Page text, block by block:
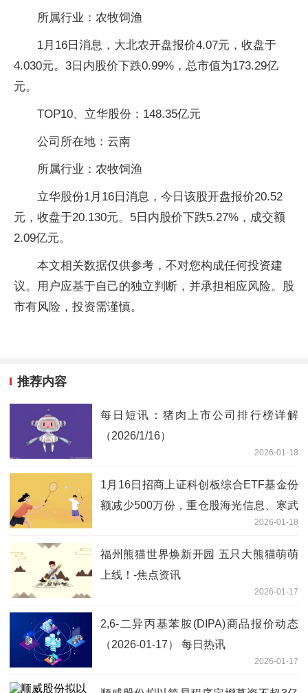
所属行业：农牧饲渔
1月16日消息，大北农开盘报价4.07元，收盘于
4.030元。3日内股价下跌0.99%，总市值为173.29亿
元。
TOP10、立华股份：148.35亿元
公司所在地：云南
所属行业：农牧饲渔
立华股份1月16日消息，今日该股开盘报价20.52
元，收盘于20.130元。5日内股价下跌5.27%，成交额
2.09亿元。
本文相关数据仅供参考，不对您构成任何投资建
议。用户应基于自己的独立判断，并承担相应风险。股
市有风险，投资需谨慎。
推荐内容
每日短讯：猪肉上市公司排行榜详解
（2026/1/16）
2026-01-18
1月16日招商上证科创板综合ETF基金份
额减少500万份，重仓股海光信息、寒武
2026-01-18
福州熊猫世界焕新开园 五只大熊猫萌萌
上线！-焦点资讯
2026-01-17
2,6-二异丙基苯胺(DIPA)商品报价动态
（2026-01-17） 每日热讯
2026-01-17